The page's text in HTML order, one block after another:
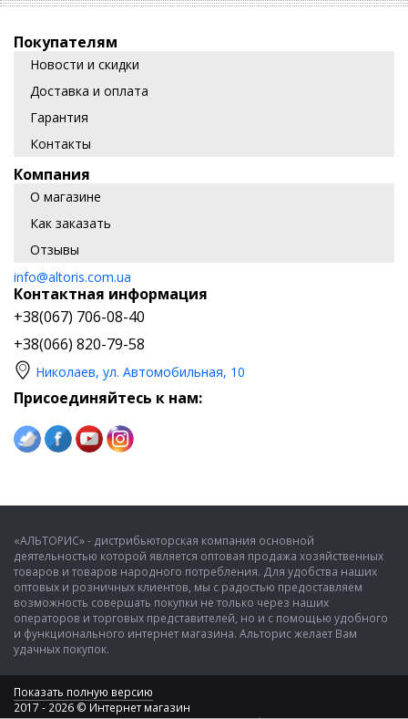
Покупателям
Новости и скидки
Доставка и оплата
Гарантия
Контакты
Компания
О магазине
Как заказать
Отзывы
info@altoris.com.ua
Контактная информация
+38(067) 706-08-40
+38(066) 820-79-58
Николаев, ул. Автомобильная, 10
Присоединяйтесь к нам:
«АЛЬТОРИС» - дистрибьюторская компания основной
деятельностью которой является оптовая продажа хозяйственных
товаров и товаров народного потребления. Для удобства наших
оптовых и розничных клиентов, мы с радостью предоставляем
возможность совершать покупки не только через наших
операторов и торговых представителей, но и с помощью удобного
и функционального интернет магазина. Альторис желает Вам
удачных покупок.
Показать полную версию
2017 - 2026 © Интернет магазин